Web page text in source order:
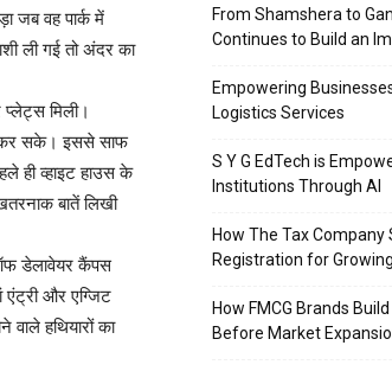
जब वह पार्क में
ली गई तो अंदर का
प्लेट्स मिली।
कर सके। इससे साफ
ही व्हाइट हाउस के
बातें लिखी
डेलावेयर कैंपस
एंट्री और एग्जिट
हथियारों का
From Shamshera to
Continues to Build an
Empowering
Logistics Services
S Y G EdTech is
Institutions Through AI
How The Tax
Registration for
How FMCG Brands
Before Market